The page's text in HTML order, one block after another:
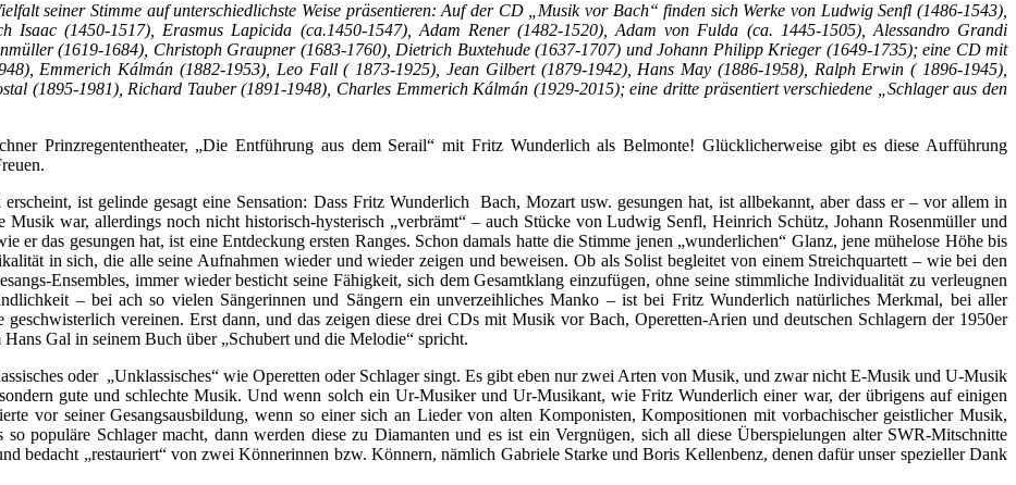
seiner Stimme auf unterschiedlichste Weise präsentieren: Auf der CD „Musik vor Bach“ finden sich Werke von Ludwig Senfl (1486-1543),
(1450-1517), Erasmus Lapicida (ca.1450-1547), Adam Rener (1482-1520), Adam von Fulda (ca. 1445-1505), Alessandro Grandi
(1619-1684), Christoph Graupner (1683-1760), Dietrich Buxtehude (1637-1707) und Johann Philipp Krieger (1649-1735); eine CD mit
Emmerich Kálmán (1882-1953), Leo Fall ( 1873-1925), Jean Gilbert (1879-1942), Hans May (1886-1958), Ralph Erwin ( 1896-1945),
(1895-1981), Richard Tauber (1891-1948), Charles Emmerich Kálmán (1929-2015); eine dritte präsentiert verschiedene „Schlager aus den
Prinzregententheater, „Die Entführung aus dem Serail“ mit Fritz Wunderlich als Belmonte! Glücklicherweise gibt es diese Aufführung
ist gelinde gesagt eine Sensation: Dass Fritz Wunderlich Bach, Mozart usw. gesungen hat, ist allbekannt, aber dass er – vor allem in
war, allerdings noch nicht historisch-hysterisch „verbrämt“ – auch Stücke von Ludwig Senfl, Heinrich Schütz, Johann Rosenmüller und
er das gesungen hat, ist eine Entdeckung ersten Ranges. Schon damals hatte die Stimme jenen „wunderlichen“ Glanz, jene mühelose Höhe bis
in sich, die alle seine Aufnahmen wieder und wieder zeigen und beweisen. Ob als Solist begleitet von einem Streichquartett – wie bei den
Ensembles, immer wieder besticht seine Fähigkeit, sich dem Gesamtklang einzufügen, ohne seine stimmliche Individualität zu verleugnen
– bei ach so vielen Sängerinnen und Sängern ein unverzeihliches Manko – ist bei Fritz Wunderlich natürliches Merkmal, bei aller
vereinen. Erst dann, und das zeigen diese drei CDs mit Musik vor Bach, Operetten-Arien und deutschen Schlagern der 1950er
Gal in seinem Buch über „Schubert und die Melodie“ spricht.
oder „Unklassisches“ wie Operetten oder Schlager singt. Es gibt eben nur zwei Arten von Musik, und zwar nicht E-Musik und U-Musik
gute und schlechte Musik. Und wenn solch ein Ur-Musiker und Ur-Musikant, wie Fritz Wunderlich einer war, der übrigens auf einigen
vor seiner Gesangsausbildung, wenn so einer sich an Lieder von alten Komponisten, Kompositionen mit vorbachischer geistlicher Musik,
populäre Schlager macht, dann werden diese zu Diamanten und es ist ein Vergnügen, sich all diese Überspielungen alter SWR-Mitschnitte
bedacht „restauriert“ von zwei Könnerinnen bzw. Könnern, nämlich Gabriele Starke und Boris Kellenbenz, denen dafür unser spezieller Dank